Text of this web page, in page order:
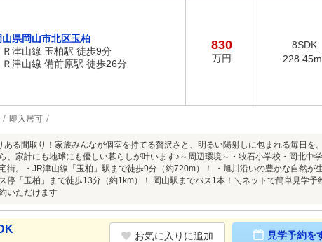
山県岡山市北区玉柏
Ｒ津山線 玉柏駅 徒歩9分
Ｒ津山線 備前原駅 徒歩26分
830
万円
8SDK
228.45m
即入居可
る間取り！家族みんなが個室を持てる贅沢さと、明るい陽射しに包まれる毎日
、家計にも地球にも優しい暮らしが叶います♪～周辺環境～・牧石小学校・岡北中
街。・JR津山線「玉柏」駅まで徒歩9分（約720m）！ ・旭川沿いの豊かな自然が
停「玉柏」まで徒歩13分（約1km）！ 岡山駅までバス1本！＼ネットで簡単見学
いただけます
お気に入りに追加 見学予約を